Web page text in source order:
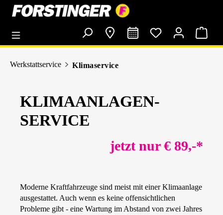
springen
Werkstattservice Klimaservice
KLIMAANLAGEN-
SERVICE
jetzt nur € 89,-*
Moderne Kraftfahrzeuge sind meist mit einer Klimaanlage
ausgestattet. Auch wenn es keine offensichtlichen
Probleme gibt - eine Wartung im Abstand von zwei Jahres